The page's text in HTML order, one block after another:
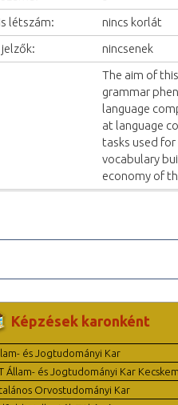
létszám:
nincs korlát
jelzők:
nincsenek
The aim of
grammar
language
at language
tasks used
vocabulary
economy of
Képzések karonként
és Jogtudományi Kar
Állam- és Jogtudományi Kar
Orvostudományi Kar